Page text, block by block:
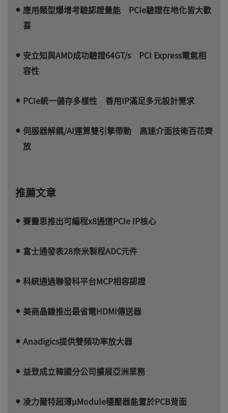
應用類型爆增考驗認證量能 PCIe驗證在地化皆大歡
喜
安立知與AMD成功驗證64GT/s PCI Express電氣相
容性
PCIe統一儲存多樣性 善用IP滿足多元設計需求
伺服器解耦/AI運算雙引擎帶動 高速介面技術百花齊
放
推薦文章
賽靈思推出可編程x8通道PCIe IP核心
富士通發表28奈米製程ADC元件
科統通過聯發科平台MCP相容認證
美商晶鐌推出最省電HDMI傳送器
Anadigics提供雙頻功率放大器
益登成立韓國分公司擴展亞洲業務
凌力爾特超薄µModule穩壓器能置於PCB背面